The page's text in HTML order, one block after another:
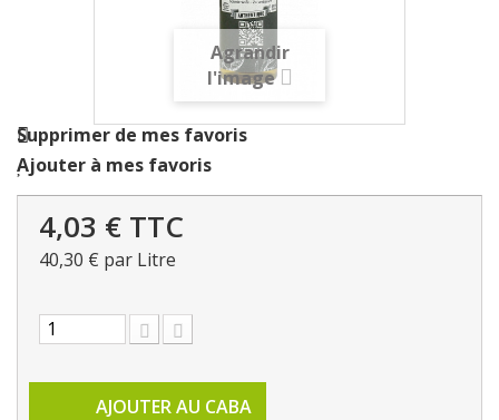
Agrandir
l'image
Supprimer de mes favoris
Ajouter à mes favoris
4,03 € TTC
40,30 € par Litre
AJOUTER AU CABA